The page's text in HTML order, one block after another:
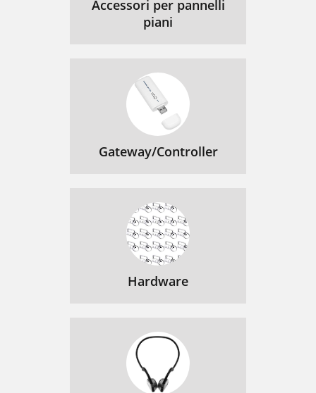
Accessori per pannelli
piani
Gateway/Controller
Hardware